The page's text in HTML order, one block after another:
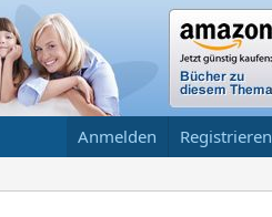
Anmelden Registrieren